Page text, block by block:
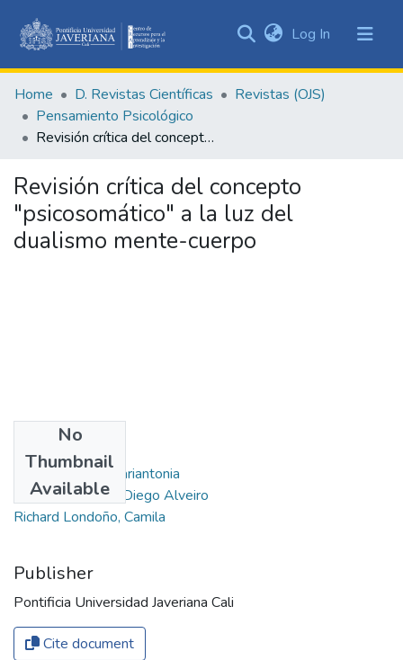
&
Collections
All of DSpace
Statistics
Log In (current)
Home D. Revistas Científicas
Revistas (OJS)
Pensamiento Psicológico
Revisión crítica del concepto "psicosomático" a la luz del dualismo mente-cuerpo
Revisión crítica del concepto
"psicosomático" a la luz del
dualismo mente-cuerpo
No
Thumbnail
Available
Authors
Lemos Hoyos, Mariantonia
Restrepo Ochoa, Diego Alveiro
Richard Londoño, Camila
Publisher
Pontificia Universidad Javeriana Cali
Cite document